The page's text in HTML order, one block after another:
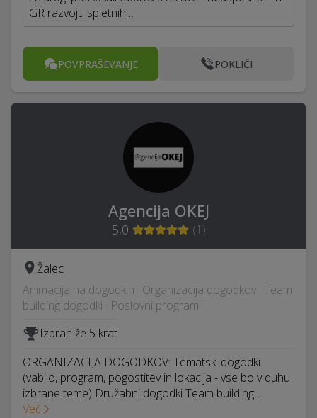
GR razvoju spletnih…
POVPRAŠEVANJE POKLIČI
Agencija OKEJ
5,0 (1 )
Žalec
Animacija na dogodkih · Organizacija dogodkov · Team
building dogodki · Poslovni programi
Izbran že 5 krat
ORGANIZACIJA DOGODKOV: Tematski dogodki
(vabilo, program, pogostitev in lokacija - vse bo v duhu
izbrane teme) Družabni dogodki Team building…
Več